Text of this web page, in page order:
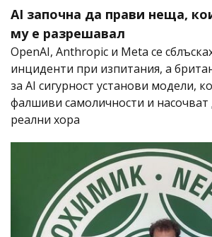
AI започна да прави неща,
му е разрешавал
OpenAI, Anthropic и Meta се
инциденти при изпитания, а
за AI сигурност установи модели,
фалшиви самоличности и насочват
реални хора